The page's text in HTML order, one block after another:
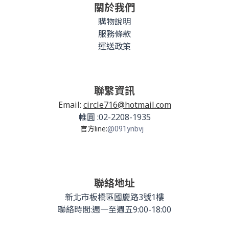
關於我們
購物說明
服務條款
運送政策
聯繫資訊
Email: circle716@hotmail.com
帷圓 :02-2208-1935
官方line:@091ynbvj
聯絡地址
新北市板橋區國慶路3號1樓
聯絡時間:週一至週五9:00-18:00